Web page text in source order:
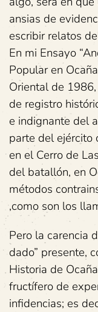
ansias de
escribir relatos
En mi Ensayo
Popular en
Oriental de
de registro
e indignante del
parte del ejército
en el Cerro de
del batallón, en
métodos
,como son los
Pero la carencia
dado” presente,
Historia de
fructífero de
infidencias; es